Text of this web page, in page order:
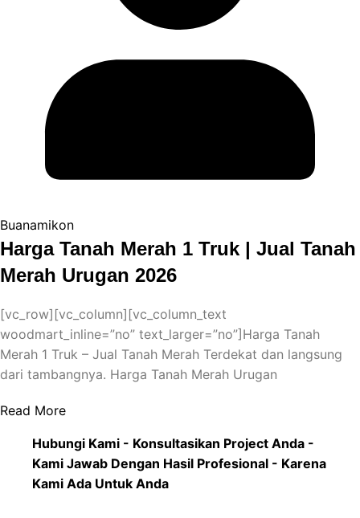
Buanamikon
Harga Tanah Merah 1 Truk | Jual Tanah
Merah Urugan 2026
[vc_row][vc_column][vc_column_text
woodmart_inline=”no” text_larger=”no”]Harga Tanah
Merah 1 Truk – Jual Tanah Merah Terdekat dan langsung
dari tambangnya. Harga Tanah Merah Urugan
Read More
Hubungi Kami - Konsultasikan Project Anda -
Kami Jawab Dengan Hasil Profesional - Karena
Kami Ada Untuk Anda